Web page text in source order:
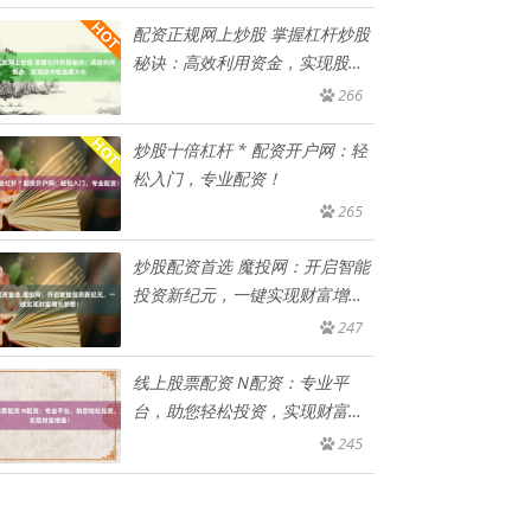
配资正规网上炒股 掌握杠杆炒股
秘诀：高效利用资金，实现股市
266
炒股十倍杠杆 * 配资开户网：轻
松入门，专业配资！
265
炒股配资首选 魔投网：开启智能
投资新纪元，一键实现财富增长
247
线上股票配资 N配资：专业平
台，助您轻松投资，实现财富增
245